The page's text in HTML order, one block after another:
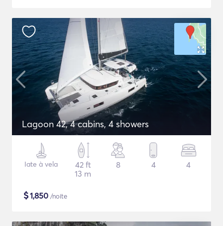
Lagoon 42, 4 cabins, 4 showers
Iate à vela
42 ft
13 m
8 4 4
$1,850 /noite